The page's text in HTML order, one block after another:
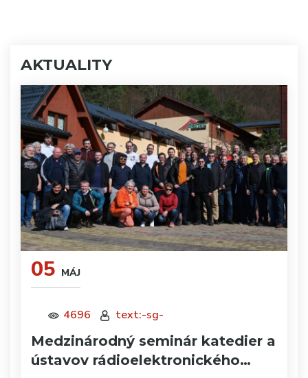
AKTUALITY
05 MÁJ
4696 text:-sg-
Medzinárodný seminár katedier a
ústavov rádioelektronického…